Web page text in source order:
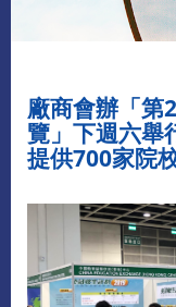
廠商會辦「第
覽」下週六舉
提供700家院